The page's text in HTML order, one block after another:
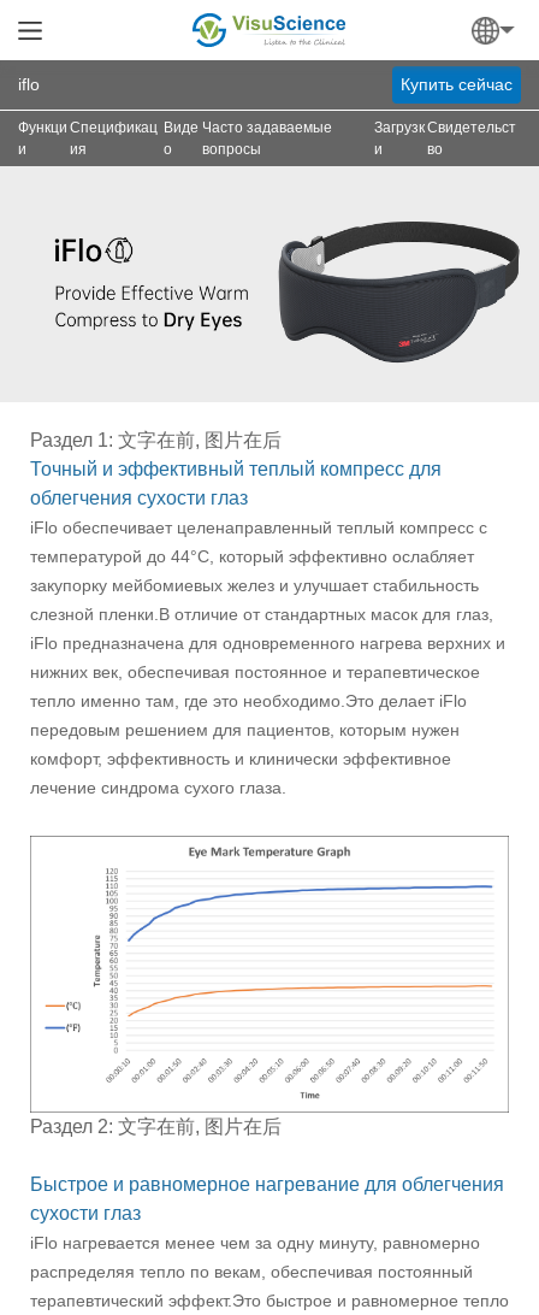
iflo Купить сейчас
Функци
и
Спецификац
ия
Виде
о
Часто задаваемые
вопросы
Загрузк
и
Свидетельст
во
Раздел 1: 文字在前, 图片在后
Точный и эффективный теплый компресс для
облегчения сухости глаз
iFlo обеспечивает целенаправленный теплый компресс с
температурой до 44°C, который эффективно ослабляет
закупорку мейбомиевых желез и улучшает стабильность
слезной пленки.В отличие от стандартных масок для глаз,
iFlo предназначена для одновременного нагрева верхних и
нижних век, обеспечивая постоянное и терапевтическое
тепло именно там, где это необходимо.Это делает iFlo
передовым решением для пациентов, которым нужен
комфорт, эффективность и клинически эффективное
лечение синдрома сухого глаза.
Раздел 2: 文字在前, 图片在后
Быстрое и равномерное нагревание для облегчения
сухости глаз
iFlo нагревается менее чем за одну минуту, равномерно
распределяя тепло по векам, обеспечивая постоянный
терапевтический эффект.Это быстрое и равномерное тепло